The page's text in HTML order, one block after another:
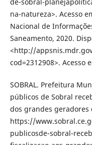
na-natureza>. Acesso
Nacional de
Saneamento, 2020.
<http://
cod=2312908>. Acesso
SOBRAL. Prefeitura
públicos de Sobral
dos grandes geradores
https://
publicosde-sobral-